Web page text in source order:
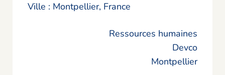
Ville : Montpellier, France
Ressources humaines
Devco
Montpellier